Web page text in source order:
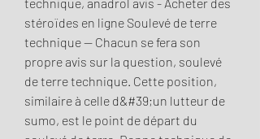
stéroïdes en ligne Soulevé de terre
technique -- Chacun se fera son
propre avis sur la question, soulevé
de terre technique. Cette position,
similaire à celle d&#39;un lutteur de
sumo, est le point de départ du